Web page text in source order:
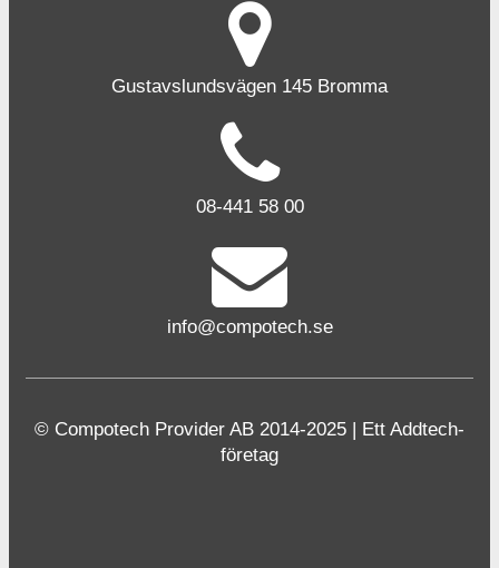
Gustavslundsvägen 145 Bromma
08-441 58 00
info@compotech.se
© Compotech Provider AB 2014-2025 | Ett Addtech-
företag